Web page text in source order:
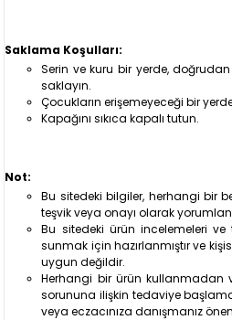
Saklama Koşulları:
Serin ve kuru bir yerde, doğrudan
saklayın.
Çocukların erişemeyeceği bir
Kapağını sıkıca kapalı tutun.
Not:
Bu sitedeki bilgiler, herhangi bir
teşvik veya onayı olarak
Bu sitedeki ürün incelemeleri ve
sunmak için hazırlanmıştır ve
uygun değildir.
Herhangi bir ürün kullanmadan
sorununa ilişkin tedaviye
veya eczacınıza danışmanız